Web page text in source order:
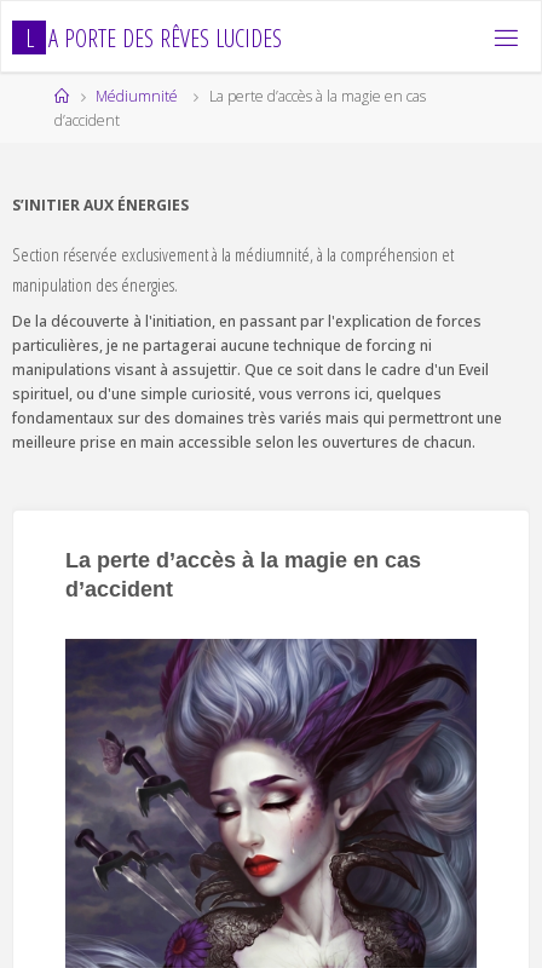
L A PORTE DES RÊVES LUCIDES
HomeMédiumnité
La perte d’accès à la magie en cas
d’accident
S’INITIER AUX ÉNERGIES
Section réservée exclusivement à la médiumnité, à la compréhension et
manipulation des énergies.
De la découverte à l'initiation, en passant par l'explication de forces
particulières, je ne partagerai aucune technique de forcing ni
manipulations visant à assujettir. Que ce soit dans le cadre d'un Eveil
spirituel, ou d'une simple curiosité, vous verrons ici, quelques
fondamentaux sur des domaines très variés mais qui permettront une
meilleure prise en main accessible selon les ouvertures de chacun.
La perte d’accès à la magie en cas
d’accident